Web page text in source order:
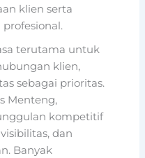
klien serta
terutama untuk
klien,
sebagai prioritas.
Menteng,
kompetitif
dan
Banyak